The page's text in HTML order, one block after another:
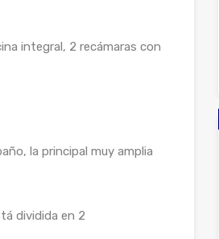
integral, 2 recámaras con
la principal muy amplia
dividida en 2